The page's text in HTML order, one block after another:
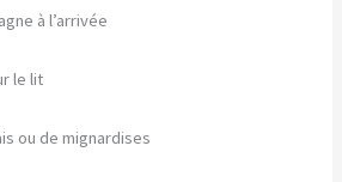
à l’arrivée
le lit
ou de mignardises